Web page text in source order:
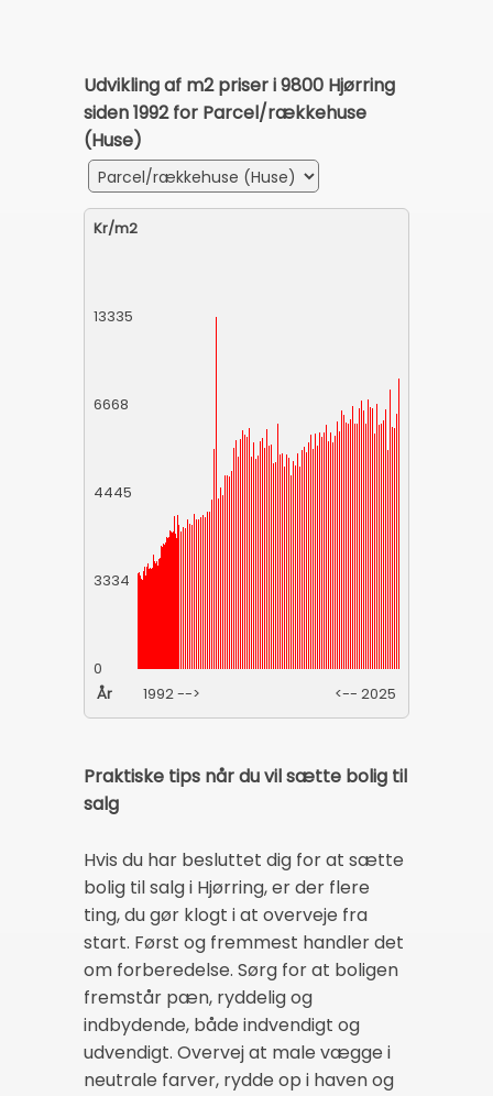
Udvikling af m2 priser i 9800 Hjørring
siden 1992 for Parcel/rækkehuse
(Huse)
Kr/m2
13335
6668
4445
3334
0
År
1992 --> <-- 2025
Praktiske tips når du vil sætte bolig til
salg
Hvis du har besluttet dig for at sætte
bolig til salg i Hjørring, er der flere
ting, du gør klogt i at overveje fra
start. Først og fremmest handler det
om forberedelse. Sørg for at boligen
fremstår pæn, ryddelig og
indbydende, både indvendigt og
udvendigt. Overvej at male vægge i
neutrale farver, rydde op i haven og